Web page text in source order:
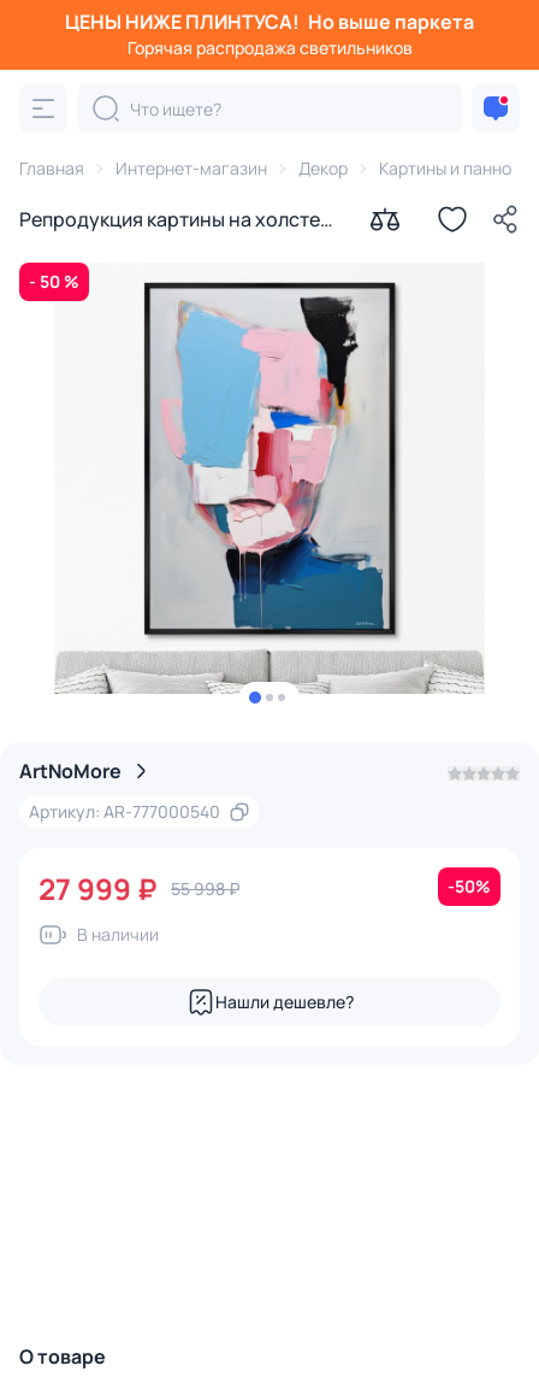
ЦЕНЫ НИЖЕ ПЛИНТУСА! Но выше паркета
Горячая распродажа светильников
Главная Интернет-магазин Декор Картины и панно
Репродукция картины на холсте
- 50 %
ArtNoMore
Артикул: AR-777000540
27 999 ₽ 55 998 ₽ -50%
В наличии
Нашли дешевле?
О товаре